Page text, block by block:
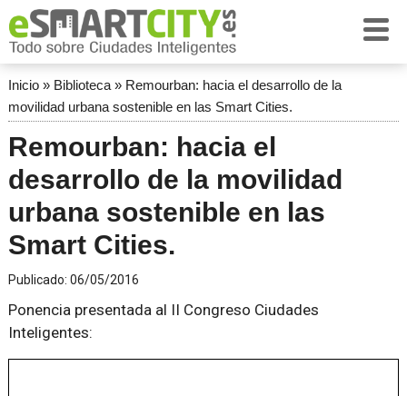
Inicio» Biblioteca» Remourban: hacia el desarrollo de la
movilidad urbana sostenible en las Smart Cities.
Remourban: hacia el
desarrollo de la movilidad
urbana sostenible en las
Smart Cities.
Publicado: 06/05/2016
Ponencia presentada al II Congreso Ciudades
Inteligentes: